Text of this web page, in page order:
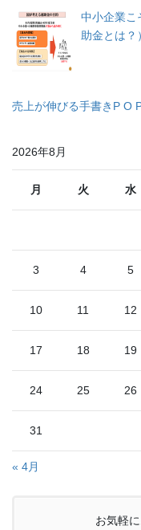
中小企業
助金とは？）
売上が伸びる手書きP O
2026年8月
月 火 水
3 4 5
10 11 12
17 18 19
24 25 26
31
« 4月
お気軽